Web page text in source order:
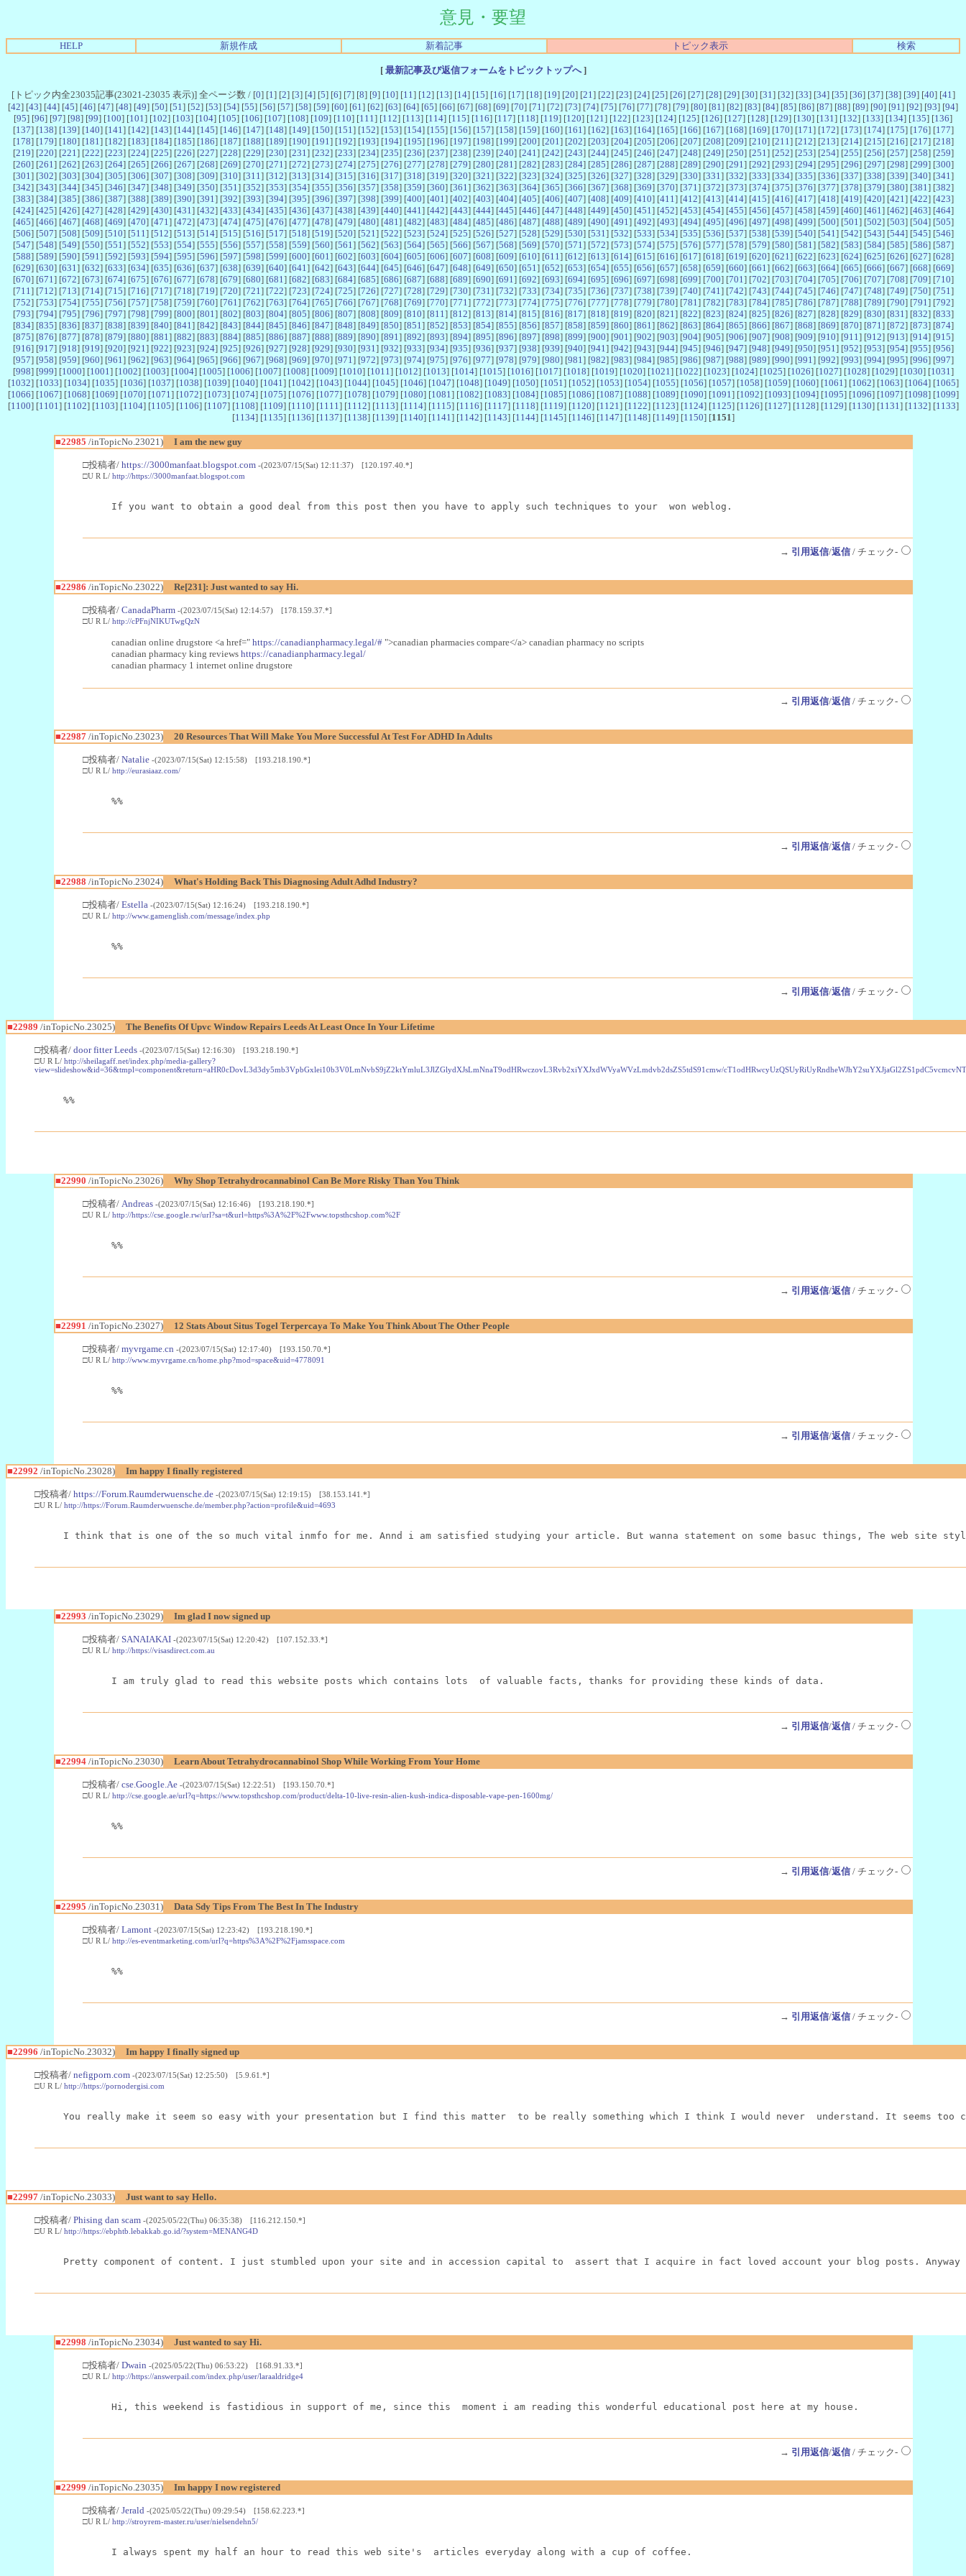
意見・要望
HELP 新規作成 新着記事 トピック表示 検索
[最新記事及び返信フォームをトピックトップへ]
[トピック内全23035記事(23021-23035 表示)] 全ページ数 / [0] [1 ] [2] [3] [4] [5] [6] [7] [8] [9] [10] [11 ] [12] [13] [14] [15] [16] [17] [18] [19] [20] [21 ] [22] [23] [24] [25] [26] [27] [28] [29] [30] [31 ] [32] [33] [34] [35] [36] [37] [38] [39] [40] [41 ]
[42] [43] [44] [45] [46] [47] [48] [49] [50] [51 ] [52] [53] [54] [55] [56] [57] [58] [59] [60] [61 ] [62] [63] [64] [65] [66] [67] [68] [69] [70] [71 ] [72] [73] [74] [75] [76] [77] [78] [79] [80] [81 ] [82] [83] [84] [85] [86] [87] [88] [89] [90] [91 ] [92] [93] [94]
[95] [96] [97] [98] [99] [100] [101 ] [102] [103] [104] [105] [106] [107] [108] [109] [110] [111 ] [112] [113] [114] [115] [116] [117] [118] [119] [120] [121 ] [122] [123] [124] [125] [126] [127] [128] [129] [130] [131 ] [132] [133] [134] [135] [136]
[137] [138] [139] [140] [141 ] [142] [143] [144] [145] [146] [147] [148] [149] [150] [151 ] [152] [153] [154] [155] [156] [157] [158] [159] [160] [161 ] [162] [163] [164] [165] [166] [167] [168] [169] [170] [171 ] [172] [173] [174] [175] [176] [177]
[178] [179] [180] [181 ] [182] [183] [184] [185] [186] [187] [188] [189] [190] [191 ] [192] [193] [194] [195] [196] [197] [198] [199] [200] [201 ] [202] [203] [204] [205] [206] [207] [208] [209] [210] [211 ] [212] [213] [214] [215] [216] [217] [218]
[219] [220] [221 ] [222] [223] [224] [225] [226] [227] [228] [229] [230] [231 ] [232] [233] [234] [235] [236] [237] [238] [239] [240] [241 ] [242] [243] [244] [245] [246] [247] [248] [249] [250] [251 ] [252] [253] [254] [255] [256] [257] [258] [259]
[260] [261 ] [262] [263] [264] [265] [266] [267] [268] [269] [270] [271 ] [272] [273] [274] [275] [276] [277] [278] [279] [280] [281 ] [282] [283] [284] [285] [286] [287] [288] [289] [290] [291 ] [292] [293] [294] [295] [296] [297] [298] [299] [300]
[301 ] [302] [303] [304] [305] [306] [307] [308] [309] [310] [311 ] [312] [313] [314] [315] [316] [317] [318] [319] [320] [321 ] [322] [323] [324] [325] [326] [327] [328] [329] [330] [331 ] [332] [333] [334] [335] [336] [337] [338] [339] [340] [341 ]
[342] [343] [344] [345] [346] [347] [348] [349] [350] [351 ] [352] [353] [354] [355] [356] [357] [358] [359] [360] [361 ] [362] [363] [364] [365] [366] [367] [368] [369] [370] [371 ] [372] [373] [374] [375] [376] [377] [378] [379] [380] [381 ] [382]
[383] [384] [385] [386] [387] [388] [389] [390] [391 ] [392] [393] [394] [395] [396] [397] [398] [399] [400] [401 ] [402] [403] [404] [405] [406] [407] [408] [409] [410] [411 ] [412] [413] [414] [415] [416] [417] [418] [419] [420] [421 ] [422] [423]
[424] [425] [426] [427] [428] [429] [430] [431 ] [432] [433] [434] [435] [436] [437] [438] [439] [440] [441 ] [442] [443] [444] [445] [446] [447] [448] [449] [450] [451 ] [452] [453] [454] [455] [456] [457] [458] [459] [460] [461 ] [462] [463] [464]
[465] [466] [467] [468] [469] [470] [471 ] [472] [473] [474] [475] [476] [477] [478] [479] [480] [481 ] [482] [483] [484] [485] [486] [487] [488] [489] [490] [491 ] [492] [493] [494] [495] [496] [497] [498] [499] [500] [501 ] [502] [503] [504] [505]
[506] [507] [508] [509] [510] [511 ] [512] [513] [514] [515] [516] [517] [518] [519] [520] [521 ] [522] [523] [524] [525] [526] [527] [528] [529] [530] [531 ] [532] [533] [534] [535] [536] [537] [538] [539] [540] [541 ] [542] [543] [544] [545] [546]
[547] [548] [549] [550] [551 ] [552] [553] [554] [555] [556] [557] [558] [559] [560] [561 ] [562] [563] [564] [565] [566] [567] [568] [569] [570] [571 ] [572] [573] [574] [575] [576] [577] [578] [579] [580] [581 ] [582] [583] [584] [585] [586] [587]
[588] [589] [590] [591 ] [592] [593] [594] [595] [596] [597] [598] [599] [600] [601 ] [602] [603] [604] [605] [606] [607] [608] [609] [610] [611 ] [612] [613] [614] [615] [616] [617] [618] [619] [620] [621 ] [622] [623] [624] [625] [626] [627] [628]
[629] [630] [631 ] [632] [633] [634] [635] [636] [637] [638] [639] [640] [641 ] [642] [643] [644] [645] [646] [647] [648] [649] [650] [651 ] [652] [653] [654] [655] [656] [657] [658] [659] [660] [661 ] [662] [663] [664] [665] [666] [667] [668] [669]
[670] [671 ] [672] [673] [674] [675] [676] [677] [678] [679] [680] [681 ] [682] [683] [684] [685] [686] [687] [688] [689] [690] [691 ] [692] [693] [694] [695] [696] [697] [698] [699] [700] [701 ] [702] [703] [704] [705] [706] [707] [708] [709] [710]
[711 ] [712] [713] [714] [715] [716] [717] [718] [719] [720] [721 ] [722] [723] [724] [725] [726] [727] [728] [729] [730] [731 ] [732] [733] [734] [735] [736] [737] [738] [739] [740] [741 ] [742] [743] [744] [745] [746] [747] [748] [749] [750] [751 ]
[752] [753] [754] [755] [756] [757] [758] [759] [760] [761 ] [762] [763] [764] [765] [766] [767] [768] [769] [770] [771 ] [772] [773] [774] [775] [776] [777] [778] [779] [780] [781 ] [782] [783] [784] [785] [786] [787] [788] [789] [790] [791 ] [792]
[793] [794] [795] [796] [797] [798] [799] [800] [801 ] [802] [803] [804] [805] [806] [807] [808] [809] [810] [811 ] [812] [813] [814] [815] [816] [817] [818] [819] [820] [821 ] [822] [823] [824] [825] [826] [827] [828] [829] [830] [831 ] [832] [833]
[834] [835] [836] [837] [838] [839] [840] [841 ] [842] [843] [844] [845] [846] [847] [848] [849] [850] [851 ] [852] [853] [854] [855] [856] [857] [858] [859] [860] [861 ] [862] [863] [864] [865] [866] [867] [868] [869] [870] [871 ] [872] [873] [874]
[875] [876] [877] [878] [879] [880] [881 ] [882] [883] [884] [885] [886] [887] [888] [889] [890] [891 ] [892] [893] [894] [895] [896] [897] [898] [899] [900] [901 ] [902] [903] [904] [905] [906] [907] [908] [909] [910] [911 ] [912] [913] [914] [915]
[916] [917] [918] [919] [920] [921 ] [922] [923] [924] [925] [926] [927] [928] [929] [930] [931 ] [932] [933] [934] [935] [936] [937] [938] [939] [940] [941 ] [942] [943] [944] [945] [946] [947] [948] [949] [950] [951 ] [952] [953] [954] [955] [956]
[957] [958] [959] [960] [961 ] [962] [963] [964] [965] [966] [967] [968] [969] [970] [971 ] [972] [973] [974] [975] [976] [977] [978] [979] [980] [981 ] [982] [983] [984] [985] [986] [987] [988] [989] [990] [991 ] [992] [993] [994] [995] [996] [997]
[998] [999] [1000] [1001 ] [1002] [1003] [1004] [1005] [1006] [1007] [1008] [1009] [1010] [1011 ] [1012] [1013] [1014] [1015] [1016] [1017] [1018] [1019] [1020] [1021 ] [1022] [1023] [1024] [1025] [1026] [1027] [1028] [1029] [1030] [1031 ]
[1032] [1033] [1034] [1035] [1036] [1037] [1038] [1039] [1040] [1041 ] [1042] [1043] [1044] [1045] [1046] [1047] [1048] [1049] [1050] [1051 ] [1052] [1053] [1054] [1055] [1056] [1057] [1058] [1059] [1060] [1061 ] [1062] [1063] [1064] [1065]
[1066] [1067] [1068] [1069] [1070] [1071 ] [1072] [1073] [1074] [1075] [1076] [1077] [1078] [1079] [1080] [1081 ] [1082] [1083] [1084] [1085] [1086] [1087] [1088] [1089] [1090] [1091 ] [1092] [1093] [1094] [1095] [1096] [1097] [1098] [1099]
[1100] [1101 ] [1102] [1103] [1104] [1105] [1106] [1107] [1108] [1109] [1110] [1111 ] [1112] [1113] [1114] [1115] [1116] [1117] [1118] [1119] [1120] [1121 ] [1122] [1123] [1124] [1125] [1126] [1127] [1128] [1129] [1130] [1131 ] [1132] [1133]
[1134] [1135] [1136] [1137] [1138] [1139] [1140] [1141 ] [1142] [1143] [1144] [1145] [1146] [1147] [1148] [1149] [1150] [1151]
■22985 /inTopicNo.23021) I am the new guy
□投稿者/ https://3000manfaat.blogspot.com -(2023/07/15(Sat) 12:11:37) [120.197.40.*]
□U R L/ http://https://3000manfaat.blogspot.com
If you want to obtain a good deal from this post then you have to apply such techniques to your  won weblog.
→ 引用返信/返信/ チェック-
■22986 /inTopicNo.23022) Re[231]: Just wanted to say Hi.
□投稿者/ CanadaPharm -(2023/07/15(Sat) 12:14:57) [178.159.37.*]
□U R L/ http://cPFnjNIKUTwgQzN
canadian online drugstore <a href=" https://canadianpharmacy.legal/#">canadian pharmacies compare</a> canadian pharmacy no scripts
canadian pharmacy king reviews https://canadianpharmacy.legal/
canadian pharmacy 1 internet online drugstore
→ 引用返信/返信/ チェック-
■22987/inTopicNo.23023) 20 Resources That Will Make You More Successful At Test For ADHD In Adults
□投稿者/ Natalie -(2023/07/15(Sat) 12:15:58) [193.218.190.*]
□U R L/ http://eurasiaaz.com/
%%
→ 引用返信/返信/ チェック-
■22988 /inTopicNo.23024) What's Holding Back This Diagnosing Adult Adhd Industry?
□投稿者/ Estella -(2023/07/15(Sat) 12:16:24) [193.218.190.*]
□U R L/ http://www.gamenglish.com/message/index.php
%%
→ 引用返信/返信/ チェック-
■22989 /inTopicNo.23025) The Benefits Of Upvc Window Repairs Leeds At Least Once In Your Lifetime
□投稿者/ door fitter Leeds -(2023/07/15(Sat) 12:16:30) [193.218.190.*]
□U R L/ http://sheilagaff.net/index.php/media-gallery?
view=slideshow&id=36&tmpl=component&return=aHR0cDovL3d3dy5mb3VpbGxlei10b3V0LmNvbS9jZ2ktYmluL3JlZGlydXJsLmNnaT9odHRwczovL3Rvb2xiYXJxdWVyaWVzLmdvb2dsZS5tdS91cmw/
%%
■22990 /inTopicNo.23026) Why Shop Tetrahydrocannabinol Can Be More Risky Than You Think
□投稿者/ Andreas -(2023/07/15(Sat) 12:16:46) [193.218.190.*]
□U R L/ http://https://cse.google.rw/url?sa=t&url=https%3A%2F%2Fwww.topsthcshop.com%2F
%%
→ 引用返信/返信/ チェック-
■22991 /inTopicNo.23027) 12 Stats About Situs Togel Terpercaya To Make You Think About The Other People
□投稿者/ myvrgame.cn -(2023/07/15(Sat) 12:17:40) [193.150.70.*]
□U R L/ http://www.myvrgame.cn/home.php?mod=space&uid=4778091
%%
→ 引用返信/返信/ チェック-
■22992 /inTopicNo.23028) Im happy I finally registered
□投稿者/ https://Forum.Raumderwuensche.de -(2023/07/15(Sat) 12:19:15) [38.153.141.*]
□U R L/ http://https://Forum.Raumderwuensche.de/member.php?action=profile&uid=4693
I think that is one of the so much vital inmfo for me. Annd i am satisfied studying your article. But wanna statement on some basuc things, The web
■22993 /inTopicNo.23029) Im glad I now signed up
□投稿者/ SANAIAKAI -(2023/07/15(Sat) 12:20:42) [107.152.33.*]
□U R L/ http://https://visasdirect.com.au
I am truly glad to read this website posts which contains lots  of valuable facts, thanks for providing these kinds of data.
→ 引用返信/返信/ チェック-
■22994/inTopicNo.23030) Learn About Tetrahydrocannabinol Shop While Working From Your Home
□投稿者/ cse.Google.Ae -(2023/07/15(Sat) 12:22:51) [193.150.70.*]
□U R L/ http://cse.google.ae/url?q=https://www.topsthcshop.com/product/delta-10-live-resin-alien-kush-indica-disposable-vape-pen-1600mg/
%%
→ 引用返信/返信/ チェック-
■22995 /inTopicNo.23031) Data Sdy Tips From The Best In The Industry
□投稿者/ Lamont -(2023/07/15(Sat) 12:23:42) [193.218.190.*]
□U R L/ http://es-eventmarketing.com/url?q=https%3A%2F%2Fjamsspace.com
%%
→ 引用返信/返信/ チェック-
■22996 /inTopicNo.23032) Im happy I finally signed up
□投稿者/ nefigporn.com -(2023/07/15(Sat) 12:25:50) [5.9.61.*]
□U R L/ http://https://pornodergisi.com
You really make it seem so easy with your presentation but I find this matter  to be really something which I think I would never  understand. It seems
■22997 /inTopicNo.23033) Just want to say Hello.
□投稿者/ Phising dan scam -(2025/05/22(Thu) 06:35:38) [116.212.150.*]
□U R L/ http://https://ebphtb.lebakkab.go.id/?system=MENANG4D
Pretty component of content. I just stumbled upon your site and in accession capital to  assert that I acquire in fact loved account your blog posts.
■22998 /inTopicNo.23034) Just wanted to say Hi.
□投稿者/ Dwain -(2025/05/22(Thu) 06:53:22) [168.91.33.*]
□U R L/ http://https://answerpail.com/index.php/user/laraaldridge4
Hi, this weekend is fastidious in support of me, since this  moment i am reading this wonderful educational post here at my house.
→ 引用返信/返信/ チェック-
■22999 /inTopicNo.23035) Im happy I now registered
□投稿者/ Jerald -(2025/05/22(Thu) 09:29:54) [158.62.223.*]
□U R L/ http://stroyrem-master.ru/user/nielsendehn5/
I always spent my half an hour to read this web site's  articles everyday along with a cup of coffee.